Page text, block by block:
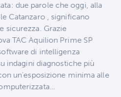
due parole che oggi, alla
Catanzaro , significano
sicurezza. Grazie
TAC Aquilion Prime SP
di intelligenza
indagini diagnostiche più
un’esposizione minima alle